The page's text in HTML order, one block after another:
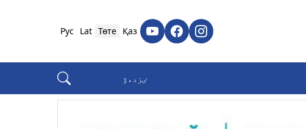
Қаз
Төте
Lat
Рус